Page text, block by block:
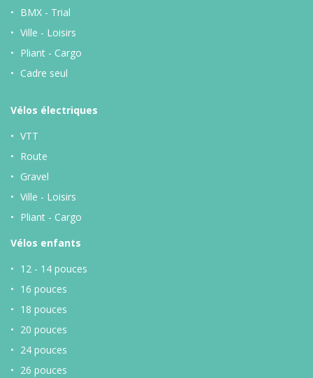
BMX - Trial
Ville - Loisirs
Pliant - Cargo
Cadre seul
Vélos électriques
VTT
Route
Gravel
Ville - Loisirs
Pliant - Cargo
Vélos enfants
12 - 14 pouces
16 pouces
18 pouces
20 pouces
24 pouces
26 pouces